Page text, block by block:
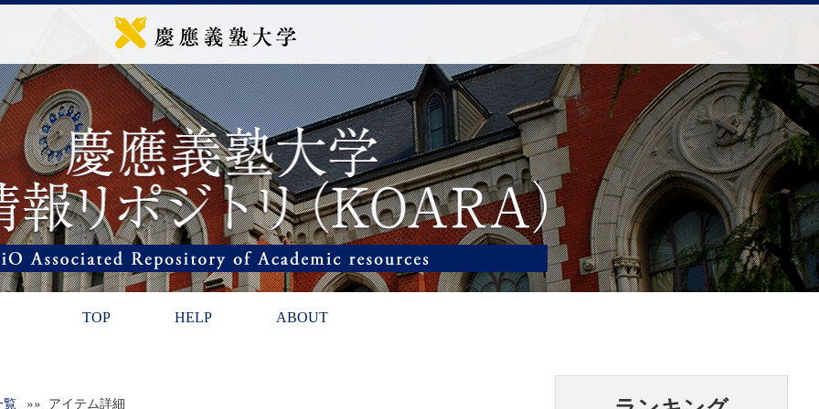
TOP HELP ABOUT
覧 »» アイテム詳細